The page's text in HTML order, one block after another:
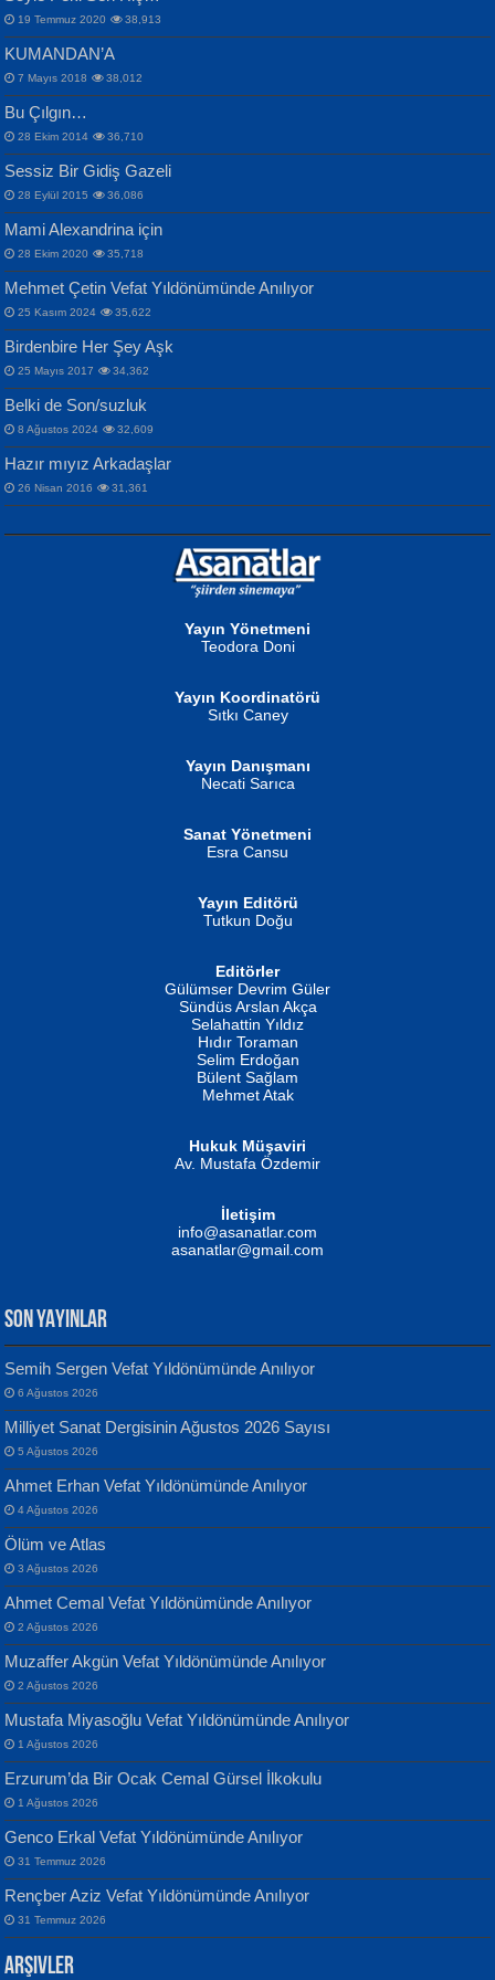
İPEK ACAR SERT
Gazze’nin Şecaati, Ümmetin İmtihanı...
MAHMUT GÜRBÜZ
İbrahim Olmak ve Bitirebilmek...
NURAN KÖSE BAYDAR
İSMAİL OKUTAN
Erkeklerin Kahrolması Ne Demektir
MUSTAFA KELOĞLU
Yarına İz Bırakmak...
ATİLLA ÖZEN
Sultan Olmadan Önce Eyüp...
EKREM KARABABA
Selahattin Yıldız
İdrakimle Üşürken...
Songül Özel
Mahzen...
Ben Deniz Değilim ki...
Evvel Zaman Tanrıçası...
Yılmaz Ekinci
Geceye Söylenen...
Banu Sancak
Defterimden İçeri...
İsmail Aydos
İnkisar...
ERDEM BAYAZIT
Sana, Bana, Vatanıma, Ülkemin
İnsanlarına Dair...
NAZIM HİKMET RAN
Bir Cezaevinde, Tecritteki Adamın
Mektupları...
19 Temmuz 2020 38,913
KUMANDAN’A
7 Mayıs 2018 38,012
Bu Çılgın…
28 Ekim 2014 36,710
Sessiz Bir Gidiş Gazeli
28 Eylül 2015 36,086
Mami Alexandrina için
28 Ekim 2020 35,718
Mehmet Çetin Vefat Yıldönümünde Anılıyor
25 Kasım 2024 35,622
Birdenbire Her Şey Aşk
25 Mayıs 2017 34,362
Belki de Son/suzluk
8 Ağustos 2024 32,609
Hazır mıyız Arkadaşlar
26 Nisan 2016 31,361
Yayın Yönetmeni
Teodora Doni
Yayın Koordinatörü
Sıtkı Caney
Yayın Danışmanı
Necati Sarıca
Sanat Yönetmeni
Esra Cansu
Yayın Editörü
Tutkun Doğu
Editörler
Gülümser Devrim Güler
Sündüs Arslan Akça
Selahattin Yıldız
Hıdır Toraman
Selim Erdoğan
Bülent Sağlam
Mehmet Atak
Hukuk Müşaviri
Av. Mustafa Özdemir
İletişim
info@asanatlar.com
asanatlar@gmail.com
SON YAYINLAR
Semih Sergen Vefat Yıldönümünde Anılıyor
6 Ağustos 2026
Milliyet Sanat Dergisinin Ağustos 2026 Sayısı
5 Ağustos 2026
Ahmet Erhan Vefat Yıldönümünde Anılıyor
4 Ağustos 2026
Ölüm ve Atlas
3 Ağustos 2026
Ahmet Cemal Vefat Yıldönümünde Anılıyor
2 Ağustos 2026
Muzaffer Akgün Vefat Yıldönümünde Anılıyor
2 Ağustos 2026
Mustafa Miyasoğlu Vefat Yıldönümünde Anılıyor
1 Ağustos 2026
Erzurum’da Bir Ocak Cemal Gürsel İlkokulu
1 Ağustos 2026
Genco Erkal Vefat Yıldönümünde Anılıyor
31 Temmuz 2026
Rençber Aziz Vefat Yıldönümünde Anılıyor
31 Temmuz 2026
Arşivler